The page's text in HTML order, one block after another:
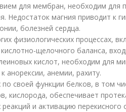
для мембран, необходим для
Недостаток магния приводит к
болезней сердца.
физиологических процессах,
щелочного баланса,
кислот, необходим для
анорексии, анемии, рахиту.
своей функции белков, в том
кислорода, обеспечивает
и активацию перекисного